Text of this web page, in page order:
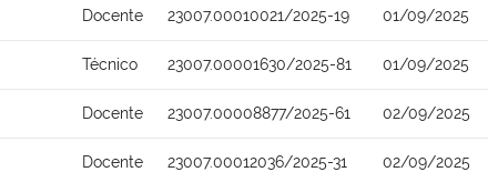
Docente 23007.00010021/2025-19 01/09/2025
Técnico 23007.00001630/2025-81 01/09/2025
Docente 23007.00008877/2025-61 02/09/2025
Docente 23007.00012036/2025-31 02/09/2025